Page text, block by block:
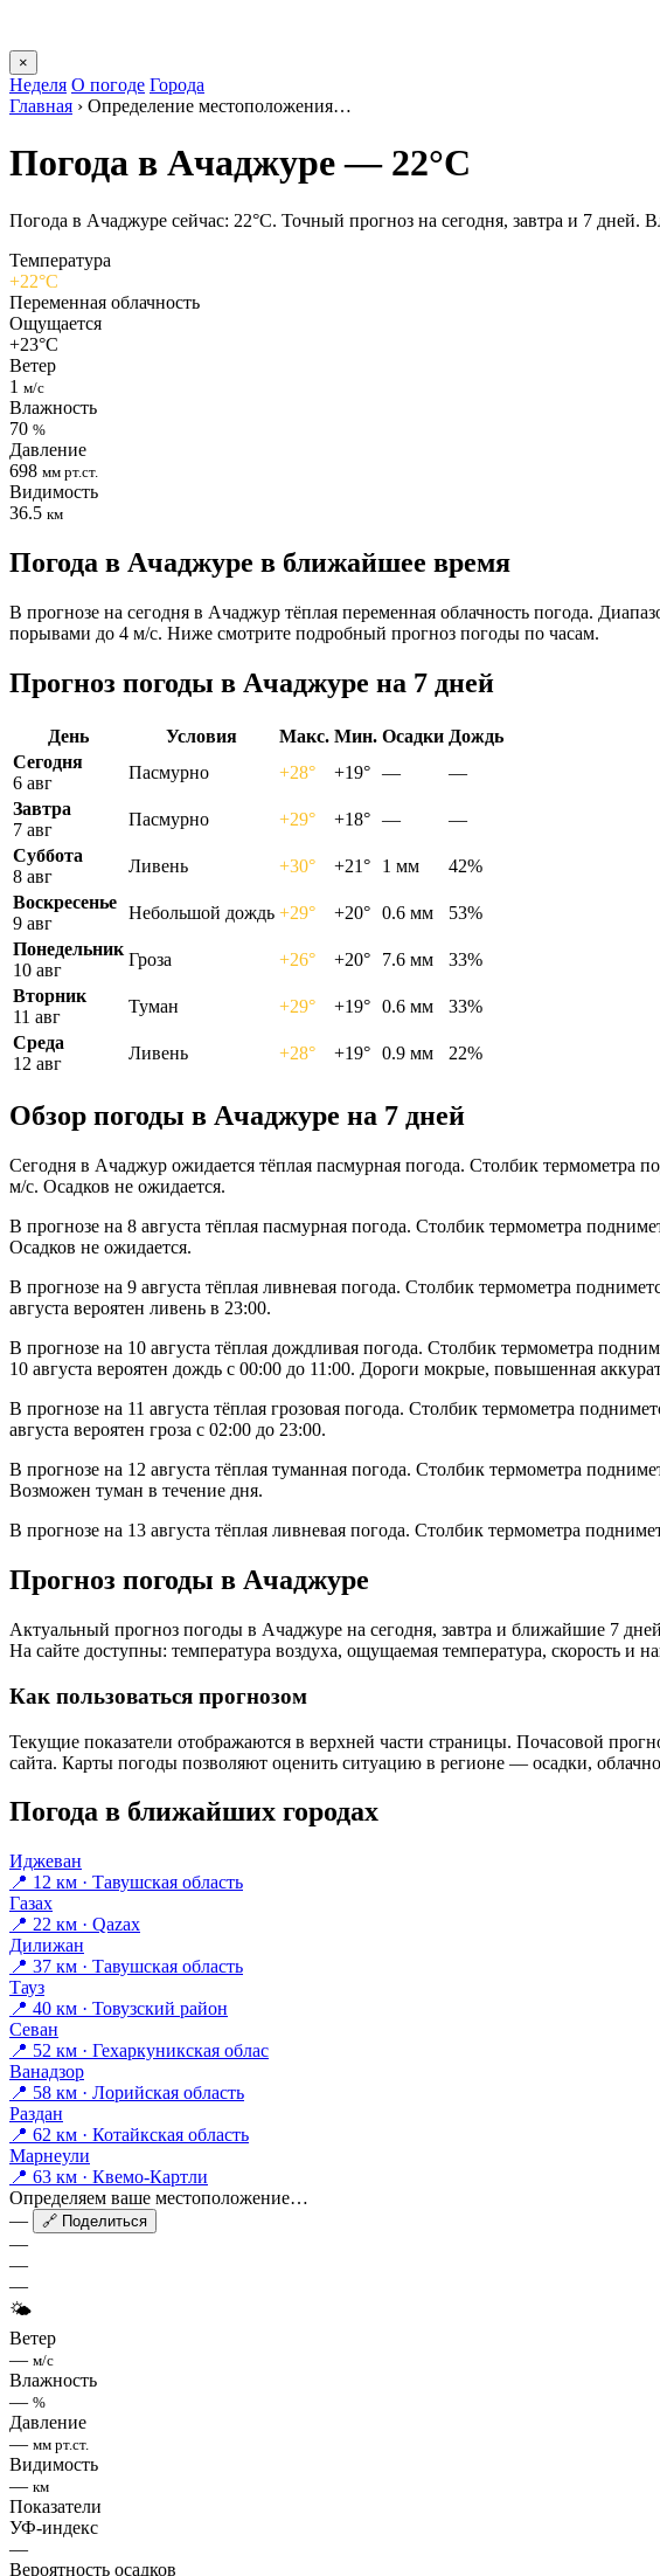
×
Неделя О погоде Города
Главная › Определение местоположения…
Погода в Ачаджуре — 22°C
Погода в Ачаджуре сейчас: 22°C. Точный прогноз на сегодня, завтра и 7 дней.
Температура
+22°C
Переменная облачность
Ощущается
+23°C
Ветер
1 м/с
Влажность
70 %
Давление
698 мм рт.ст.
Видимость
36.5 км
Погода в Ачаджуре в ближайшее время
В прогнозе на сегодня в Ачаджур тёплая переменная облачность погода.
порывами до 4 м/с. Ниже смотрите подробный прогноз погоды по часам.
Прогноз погоды в Ачаджуре на 7 дней
День Условия Макс. Мин. Осадки Дождь
Сегодня
6 авг
Пасмурно +28° +19° —
—
Завтра
7 авг
Пасмурно +29° +18° —
—
Суббота
8 авг
Ливень +30° +21° 1 мм
42%
Воскресенье
9 авг
Небольшой дождь +29° +20° 0.6 мм
53%
Понедельник
10 авг
Гроза +26° +20° 7.6 мм
33%
Вторник
11 авг
Туман +29° +19° 0.6 мм
33%
Среда
12 авг
Ливень +28° +19° 0.9 мм 22%
Обзор погоды в Ачаджуре на 7 дней
Сегодня в Ачаджур ожидается тёплая пасмурная погода. Столбик термометра
м/с. Осадков не ожидается.
В прогнозе на 8 августа тёплая пасмурная погода. Столбик термометра
Осадков не ожидается.
В прогнозе на 9 августа тёплая ливневая погода. Столбик термометра
августа вероятен ливень в 23:00.
В прогнозе на 10 августа тёплая дождливая погода. Столбик термометра
10 августа вероятен дождь с 00:00 до 11:00. Дороги мокрые, повышенная
В прогнозе на 11 августа тёплая грозовая погода. Столбик термометра
августа вероятен гроза с 02:00 до 23:00.
В прогнозе на 12 августа тёплая туманная погода. Столбик термометра
Возможен туман в течение дня.
В прогнозе на 13 августа тёплая ливневая погода. Столбик термометра
Прогноз погоды в Ачаджуре
Актуальный прогноз погоды в Ачаджуре на сегодня, завтра и ближайшие 7
На сайте доступны: температура воздуха, ощущаемая температура, скорость и
Как пользоваться прогнозом
Текущие показатели отображаются в верхней части страницы. Почасовой
сайта. Карты погоды позволяют оценить ситуацию в регионе — осадки,
Погода в ближайших городах
Иджеван
📍 12 км · Тавушская область
Газах
📍 22 км · Qazax
Дилижан
📍 37 км · Тавушская область
Тауз
📍 40 км · Товузский район
Севан
📍 52 км · Гехаркуникская облас
Ванадзор
📍 58 км · Лорийская область
Раздан
📍 62 км · Котайкская область
Марнеули
📍 63 км · Квемо-Картли
Определяем ваше местоположение…
—
🔗 Поделиться
—
—
—
🌤
Ветер
— м/с
Влажность
— %
Давление
— мм рт.ст.
Видимость
— км
Показатели
УФ-индекс
—
Вероятность осадков